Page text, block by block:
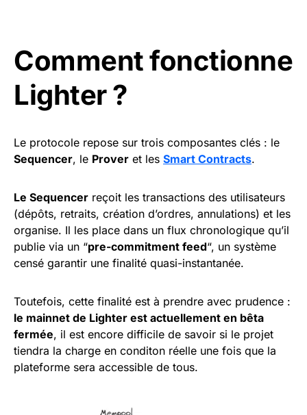
Comment fonctionne
Lighter ?
Le protocole repose sur trois composantes clés : le
Sequencer, le Prover et les Smart Contracts.
Le Sequencer reçoit les transactions des utilisateurs
(dépôts, retraits, création d’ordres, annulations) et les
organise. Il les place dans un flux chronologique qu’il
publie via un “pre-commitment feed“, un système
censé garantir une finalité quasi-instantanée.
Toutefois, cette finalité est à prendre avec prudence :
le mainnet de Lighter est actuellement en bêta
fermée, il est encore difficile de savoir si le projet
tiendra la charge en conditon réelle une fois que la
plateforme sera accessible de tous.